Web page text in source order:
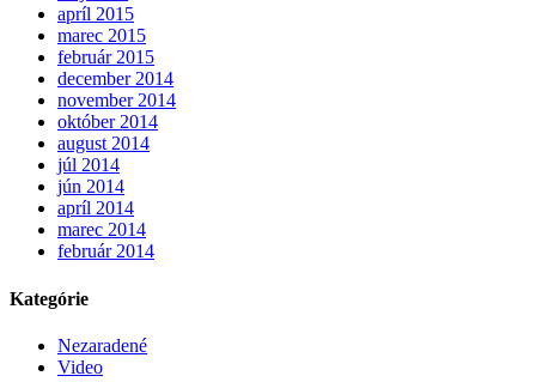
apríl 2015
marec 2015
február 2015
december 2014
november 2014
október 2014
august 2014
júl 2014
jún 2014
apríl 2014
marec 2014
február 2014
Kategórie
Nezaradené
Video